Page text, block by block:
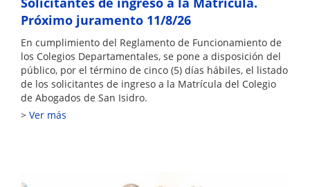
Próximo juramento 11/8/26
En cumplimiento del Reglamento de Funcionamiento de
los Colegios Departamentales, se pone a disposición del
público, por el término de cinco (5) días hábiles, el listado
de los solicitantes de ingreso a la Matrícula del Colegio
de Abogados de San Isidro.
Ver más